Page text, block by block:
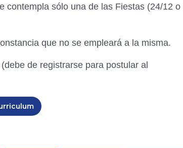
contempla sólo una de las Fiestas (24/12 o
que no se empleará a la misma.
(debe de registrarse para postular al